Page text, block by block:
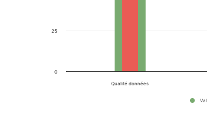
Qualité données
0
25